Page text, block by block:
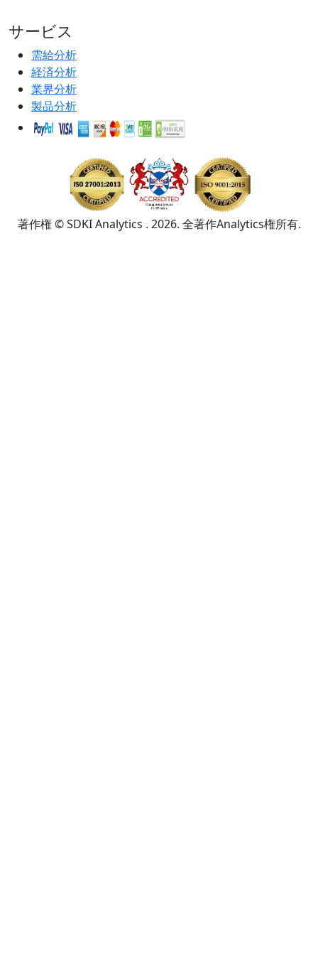
サービス
需給分析
経済分析
業界分析
製品分析
著作権 © SDKI Analytics . 2026. 全著作Analytics権所有.